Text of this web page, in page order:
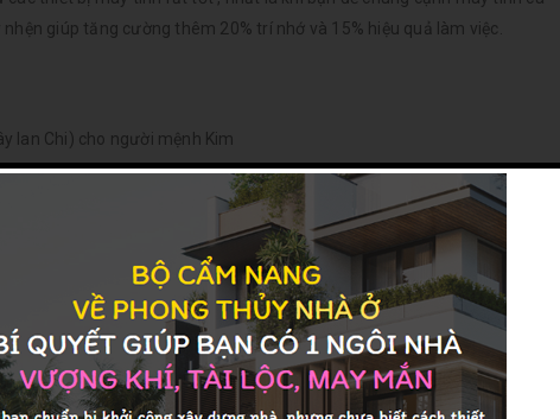
giúp tăng cường thêm 20% trí nhớ và 15% hiệu quả làm việc.
lan Chi) cho người mệnh Kim
cuối lá thể hiện sự thông suốt, sáng lạn. Thân cây là một thân tỏa lá về
phong thuỷ, cây dây nhện còn có tác dụng giúp cân bằng trường khí,
giúp gia chủ có một không gian sống hài hòa và yên bình.- Trong công
Giúp sự nghiệp thăng tiến mối quan hệ với đồng nghiệp với sếp cũng
rất đông khách, làm ăn ngày một phát đạt.
Phúc có nguồn gốc từ Trung Quốc. Thân cây gỗ có thể phát triển đến
3 lá tạo thành một chùm nhỏ. Khi mới mọc lá có màu xanh non, càng